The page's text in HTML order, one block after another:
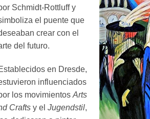
Schmidt-Rottluff y
el puente que
crear con el
del futuro.
en Dresde,
influenciados
los movimientos Arts
Crafts y el Jugendstil,